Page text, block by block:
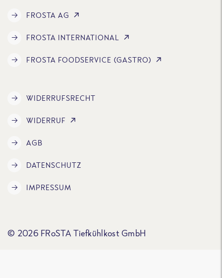
FROSTA AG
FROSTA INTERNATIONAL
FROSTA FOODSERVICE (GASTRO)
WIDERRUFSRECHT
WIDERRUF
AGB
DATENSCHUTZ
IMPRESSUM
© 2026 FRoSTA Tiefkühlkost GmbH